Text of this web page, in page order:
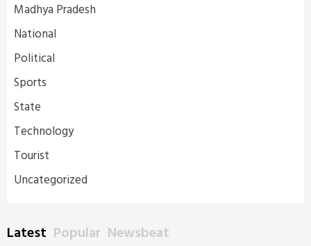
Madhya Pradesh
National
Political
Sports
State
Technology
Tourist
Uncategorized
Latest Popular Newsbeat